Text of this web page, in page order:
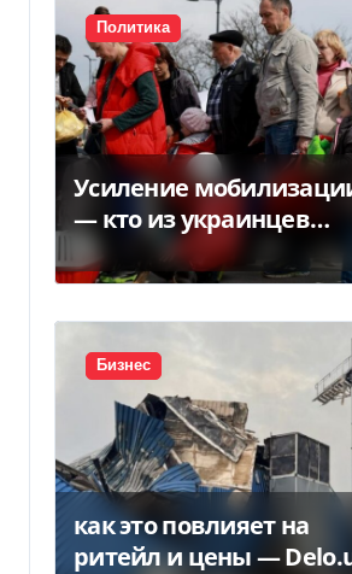
Политика
Усиление
— кто из украинцев
потеряет право на
временную защиту в
Бизнес
как это повлияет на
ритейл и цены —